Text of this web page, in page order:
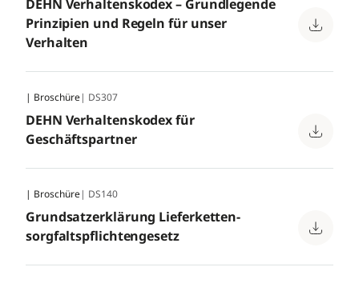
DEHN Verhaltenskodex – Grundlegende
Prinzipien und Regeln für unser
Verhalten
| Broschüre| DS307
DEHN Verhaltenskodex für
Geschäftspartner
| Broschüre| DS140
Grundsatzerklärung Lieferketten­
sorgfalts­pflichten­gesetz